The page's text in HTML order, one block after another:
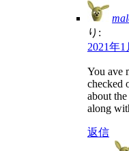
り:
2021年
You ave
checked
about
along
返信